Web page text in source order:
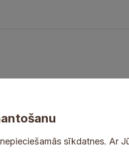
sīkdatnes. Ar